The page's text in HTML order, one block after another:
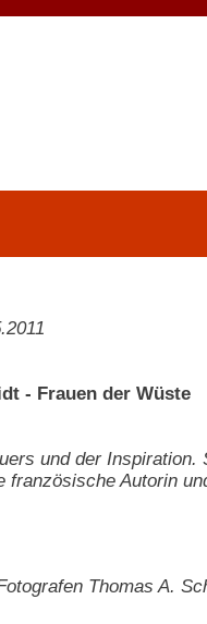
- Frauen der Wüste
und der
französische Autorin
Thomas A.